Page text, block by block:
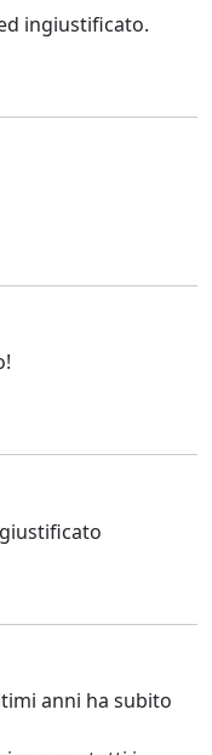
ingiustificato.
anni ha subito